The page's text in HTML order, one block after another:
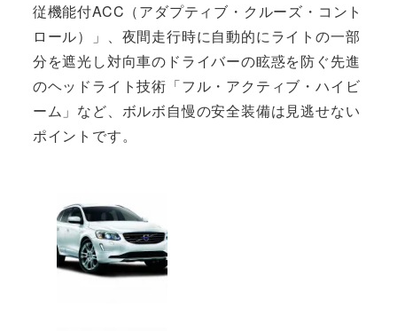
従機能付ACC（アダプティブ・クルーズ・コント
ロール）」、夜間走行時に自動的にライトの一部
分を遮光し対向車のドライバーの眩惑を防ぐ先進
のヘッドライト技術「フル・アクティブ・ハイビ
ーム」など、ボルボ自慢の安全装備は見逃せない
ポイントです。